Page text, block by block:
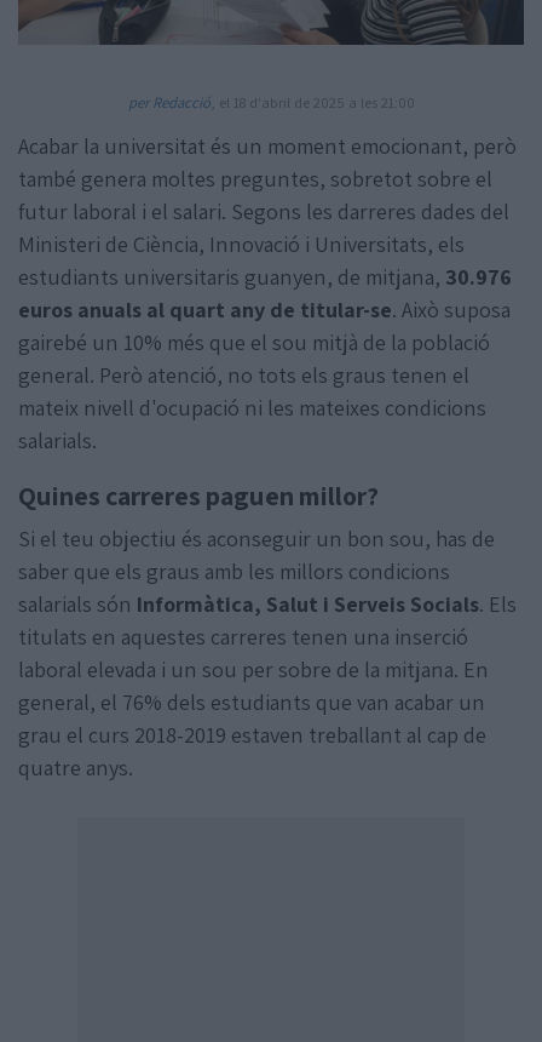
Amb la col·laboració de:
per Redacció, el 18 d'abril de 2025 a les 21:00
Acabar la universitat és un moment emocionant, però
també genera moltes preguntes, sobretot sobre el
futur laboral i el salari. Segons les darreres dades del
Ministeri de Ciència, Innovació i Universitats, els
estudiants universitaris guanyen, de mitjana, 30.976
euros anuals al quart any de titular-se. Això suposa
gairebé un 10% més que el sou mitjà de la població
general. Però atenció, no tots els graus tenen el
mateix nivell d'ocupació ni les mateixes condicions
salarials.
Quines carreres paguen millor?
Si el teu objectiu és aconseguir un bon sou, has de
saber que els graus amb les millors condicions
salarials són Informàtica, Salut i Serveis Socials. Els
titulats en aquestes carreres tenen una inserció
laboral elevada i un sou per sobre de la mitjana. En
general, el 76% dels estudiants que van acabar un
grau el curs 2018-2019 estaven treballant al cap de
quatre anys.